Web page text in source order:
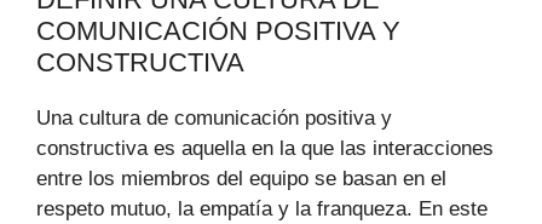
COMUNICACIÓN POSITIVA Y
CONSTRUCTIVA
Una cultura de comunicación positiva y
constructiva es aquella en la que las interacciones
entre los miembros del equipo se basan en el
respeto mutuo, la empatía y la franqueza. En este